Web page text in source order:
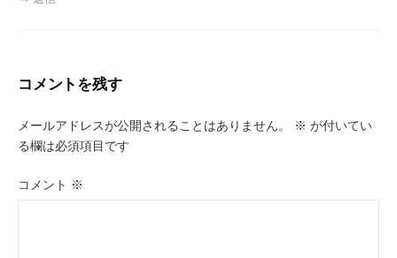
コメントを残す
メールアドレスが公開されることはありません。 ※ が付いてい
る欄は必須項目です
コメント ※